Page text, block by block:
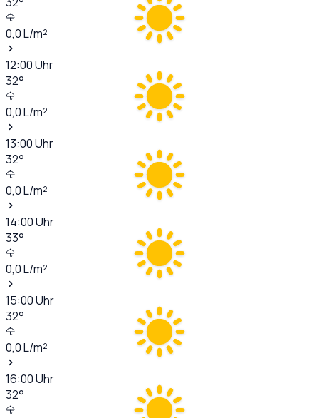
0,0L/m²
12:00Uhr
32°
0,0L/m²
13:00Uhr
32°
0,0L/m²
14:00Uhr
33°
0,0L/m²
15:00Uhr
32°
0,0L/m²
16:00Uhr
32°